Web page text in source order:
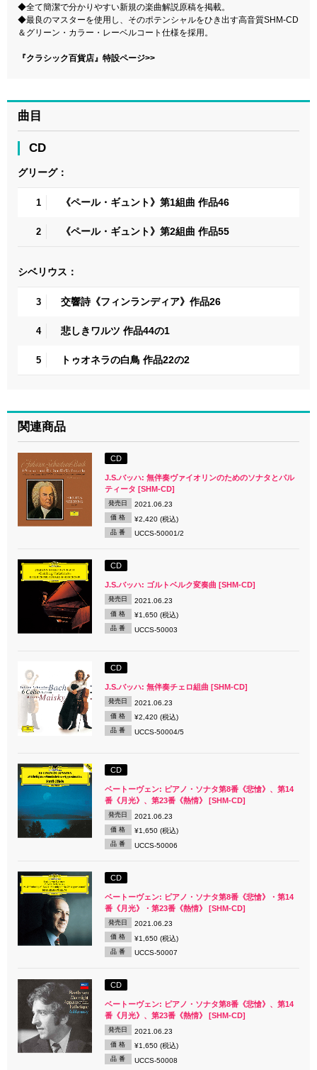
◆全て簡潔で分かりやすい新規の楽曲解説原稿を掲載。
◆最良のマスターを使用し、そのポテンシャルをひき出す高音質SHM-CD
＆グリーン・カラー・レーベルコート仕様を採用。
『クラシック百貨店』特設ページ>>
曲目
CD
グリーグ：
1 《ペール・ギュント》第1組曲 作品46
2 《ペール・ギュント》第2組曲 作品55
シベリウス：
3 交響詩《フィンランディア》作品26
4 悲しきワルツ 作品44の1
5 トゥオネラの白鳥 作品22の2
関連商品
CD
J.S.バッハ: 無伴奏ヴァイオリンのためのソナタとパル
ティータ [SHM-CD]
発売日 2021.06.23
価 格 ¥2,420 (税込)
品 番 UCCS-50001/2
CD
J.S.バッハ: ゴルトベルク変奏曲 [SHM-CD]
発売日 2021.06.23
価 格 ¥1,650 (税込)
品 番 UCCS-50003
CD
J.S.バッハ: 無伴奏チェロ組曲 [SHM-CD]
発売日 2021.06.23
価 格 ¥2,420 (税込)
品 番 UCCS-50004/5
CD
ベートーヴェン: ピアノ・ソナタ第8番《悲愴》、第14
番《月光》、第23番《熱情》 [SHM-CD]
発売日 2021.06.23
価 格 ¥1,650 (税込)
品 番 UCCS-50006
CD
ベートーヴェン: ピアノ・ソナタ第8番《悲愴》・第14
番《月光》・第23番《熱情》 [SHM-CD]
発売日 2021.06.23
価 格 ¥1,650 (税込)
品 番 UCCS-50007
CD
ベートーヴェン: ピアノ・ソナタ第8番《悲愴》、第14
番《月光》、第23番《熱情》 [SHM-CD]
発売日 2021.06.23
価 格 ¥1,650 (税込)
品 番 UCCS-50008